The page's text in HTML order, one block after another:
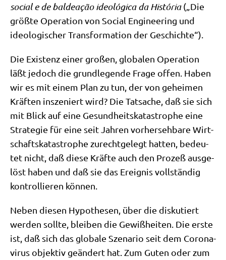
social e de bal­de­a­ção ideoló­gi­ca da História(„Die
größ­te Ope­ra­ti­on von Social Engi­nee­ring und
ideo­lo­gi­scher Trans­for­ma­ti­on der Geschichte“).
Die Exi­stenz einer gro­ßen, glo­ba­len Ope­ra­ti­on
läßt jedoch die grund­le­gen­de Fra­ge offen. Haben
wir es mit einem Plan zu tun, der von gehei­men
Kräf­ten insze­niert wird? Die Tat­sa­che, daß sie sich
mit Blick auf eine Gesund­heits­ka­ta­stro­phe eine
Stra­te­gie für eine seit Jah­ren vor­her­seh­ba­re Wirt­
schafts­ka­ta­stro­phe zurecht­ge­legt hat­ten, bedeu­
tet nicht, daß die­se Kräf­te auch den Pro­zeß aus­ge­
löst haben und daß sie das Ereig­nis voll­stän­dig
kon­trol­lie­ren können.
Neben die­sen Hypo­the­sen, über die dis­ku­tiert
wer­den soll­te, blei­ben die Gewiß­hei­ten. Die erste
ist, daß sich das glo­ba­le Sze­na­rio seit dem Coro­na­
vi­rus objek­tiv geän­dert hat. Zum Guten oder zum